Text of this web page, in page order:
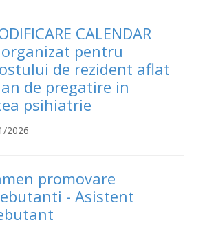
CALENDAR
organizat pentru
de rezident aflat
de pregatire in
psihiatrie
2026
promovare
- Asistent